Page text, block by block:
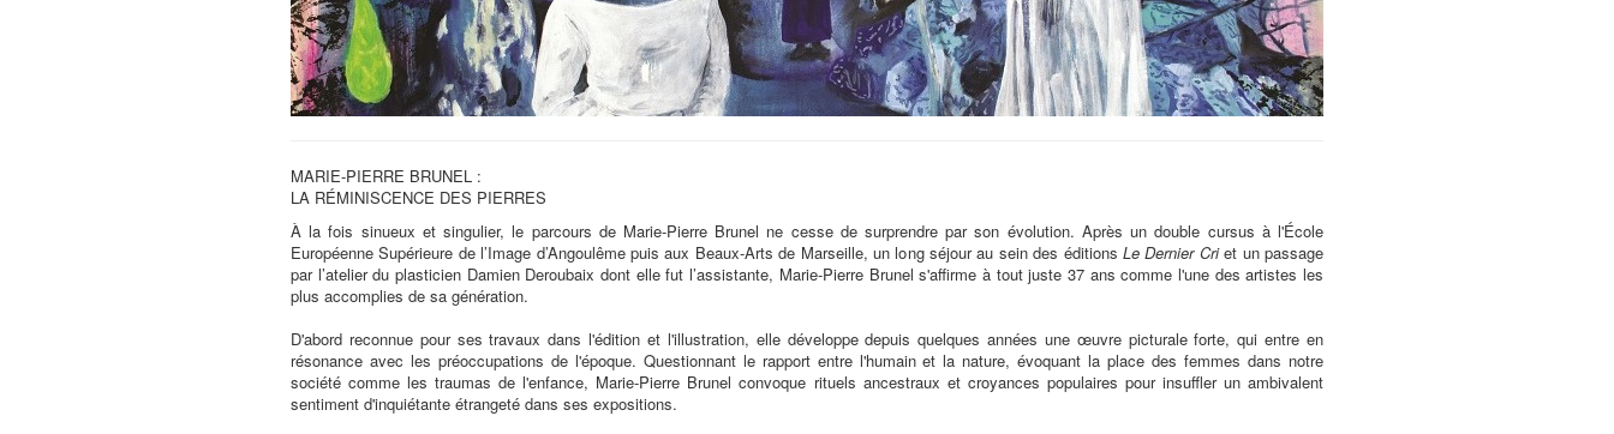
MARIE-PIERRE BRUNEL :
LA RÉMINISCENCE DES PIERRES
À la fois sinueux et singulier, le parcours de Marie-Pierre Brunel ne cesse de surprendre par son évolution. Après un double cursus à l'École
Européenne Supérieure de l’Image d’Angoulême puis aux Beaux-Arts de Marseille, un long séjour au sein des éditions Le Dernier Criet un passage
par l’atelier du plasticien Damien Deroubaix dont elle fut l’assistante, Marie-Pierre Brunel s'affirme à tout juste 37 ans comme l'une des artistes les
plus accomplies de sa génération.
D'abord reconnue pour ses travaux dans l'édition et l'illustration, elle développe depuis quelques années une œuvre picturale forte, qui entre en
résonance avec les préoccupations de l'époque. Questionnant le rapport entre l'humain et la nature, évoquant la place des femmes dans notre
société comme les traumas de l'enfance, Marie-Pierre Brunel convoque rituels ancestraux et croyances populaires pour insuffler un ambivalent
sentiment d'inquiétante étrangeté dans ses expositions.